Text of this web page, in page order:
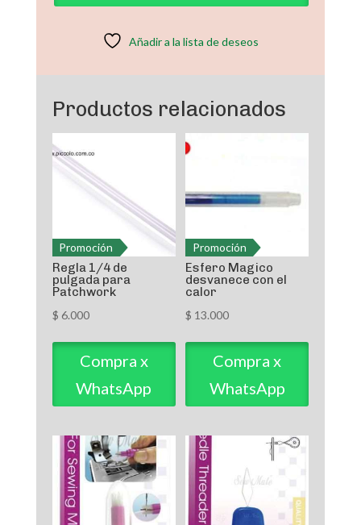
Añadir a la lista de deseos
Productos relacionados
Promoción
Regla 1/4 de
pulgada para
Patchwork
$ 6.000
Compra x
WhatsApp
Promoción
Esfero Magico
desvanece con el
calor
$ 13.000
Compra x
WhatsApp